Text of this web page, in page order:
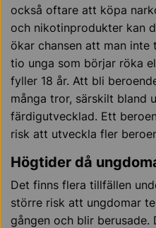
också oftare att köpa
och nikotinprodukter kan
ökar chansen att man inte
tio unga som börjar röka
fyller 18 år. Att bli
många tror, särskilt bland
färdigutvecklad. Ett
risk att utveckla fler
Högtider då
Det finns flera tillfällen
större risk att ungdomar
gången och blir berusade.